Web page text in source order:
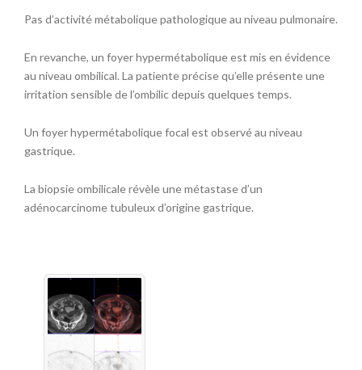
Pas d’activité métabolique pathologique au niveau pulmonaire.
En revanche, un foyer hypermétabolique est mis en évidence
au niveau ombilical. La patiente précise qu’elle présente une
irritation sensible de l’ombilic depuis quelques temps.
Un foyer hypermétabolique focal est observé au niveau
gastrique.
La biopsie ombilicale révèle une métastase d’un
adénocarcinome tubuleux d’origine gastrique.